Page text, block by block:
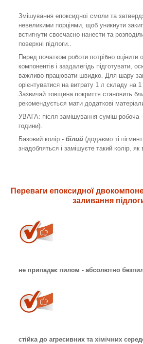
Змішування епоксидної смоли та
невеликими порціями, щоб уникнути
встигнути своєчасно нанести та
поверхні підлоги..
Перед початком роботи потрібно оцінити
компонентів і заздалегідь підготувати,
важливо працювати швидко. Для шару
орієнтуватися на витрату 1 л складу на
Зазвичай товщина покриття становить
рекомендується мати додаткові
УВАГА: після замішування суміш робоча
години).
Базовий колір - білий (додаємо ті
знадобляться і замішуєте такий колір, як
Переваги епоксидної
заливання
не припадає пилом - абсолютно
стійка до агресивних та хімічних